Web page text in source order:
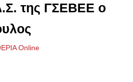
της ΓΣΕΒΕΕ ο
Online